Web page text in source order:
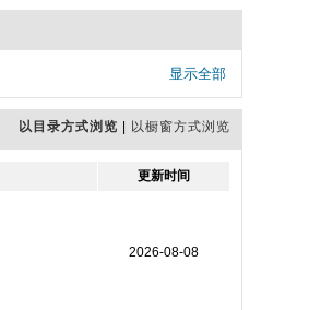
显示全部
以目录方式浏览 | 以橱窗方式浏览
更新时间
2026-08-08